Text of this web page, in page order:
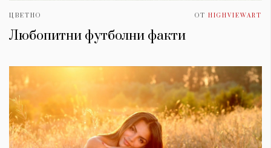
ЦВЕТНО ОТ HIGHVIEWART
Любопитни футболни факти